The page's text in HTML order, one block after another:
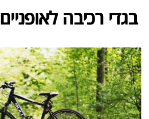
בגדי רכיבה לאופניים